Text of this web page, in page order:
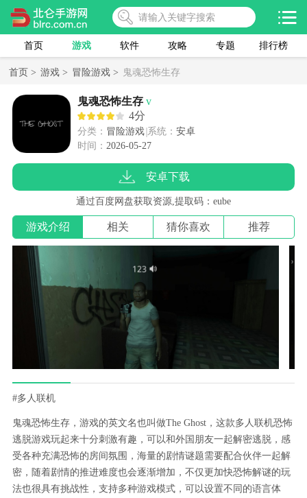
首页 游戏 软件 攻略 专题 排行榜
首页 > 游戏 > 冒险游戏 > 鬼魂恐怖生存
鬼魂恐怖生存 v
4分
分类： 冒险游戏 系统： 安卓
时间： 2026-05-27
安卓下载
通过百度网盘获取资源,提取码：eube
游戏介绍 相关 猜你喜欢 推荐
#多人联机
鬼魂恐怖生存，游戏的英文名也叫做The Ghost，这款多人联机恐怖
逃脱游戏玩起来十分刺激有趣，可以和外国朋友一起解密逃脱，感
受各种充满恐怖的房间氛围，海量的剧情谜题需要配合伙伴一起解
密，随着剧情的推进难度也会逐渐增加，不仅更加快恐怖解谜的玩
法也很具有挑战性，支持多种游戏模式，可以设置不同的语言体